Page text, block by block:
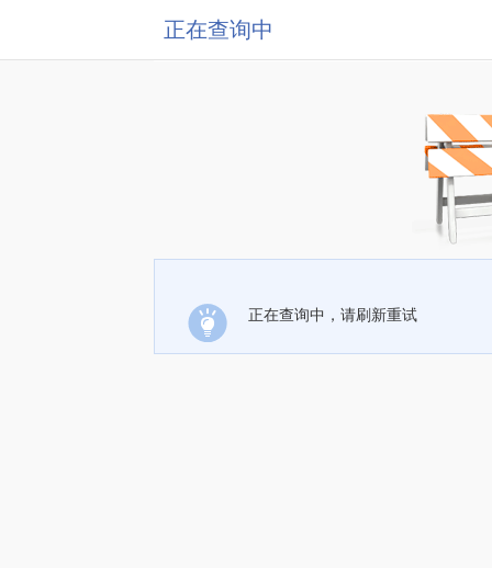
正在查询中
正在查询中，请刷新重试